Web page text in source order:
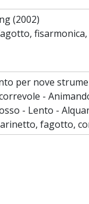
(2002)
per nove
-
- Lento -
fagotto,